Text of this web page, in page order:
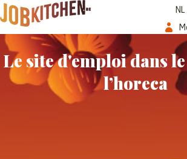
NL
Le site d'emploi dans
l’horeca